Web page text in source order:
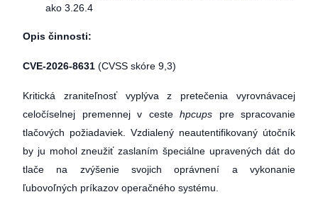
ako 3.26.4
Opis činnosti:
CVE-2026-8631 (CVSS skóre 9,3)
Kritická zraniteľnosť vyplýva z pretečenia vyrovnávacej
celočíselnej premennej v ceste hpcups pre spracovanie
tlačových požiadaviek. Vzdialený neautentifikovaný útočník
by ju mohol zneužiť zaslaním špeciálne upravených dát do
tlače na zvýšenie svojich oprávnení a vykonanie
ľubovoľných príkazov operačného systému.